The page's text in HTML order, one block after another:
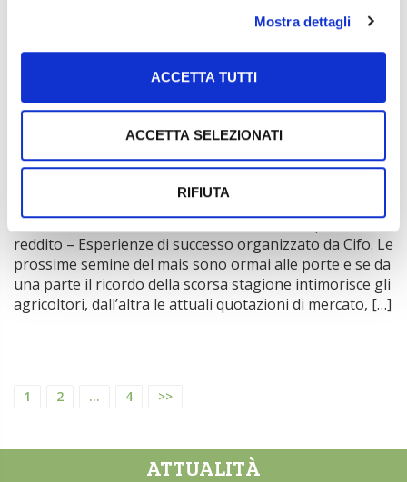
Mostra dettagli
ACCETTA TUTTI
ACCETTA SELEZIONATI
RIFIUTA
convegno Biometano: sinonimo di sostenibilità: la
Cases dell’Università di Padova in collaborazione con
l’Istituto […]
Mais italiano alla riscossa
Venerdì 10 marzo alle ore 17.00 si terrà il webinar Mais
italiano alla riscossa. Nuove tecniche mirate per fare
reddito – Esperienze di successo organizzato da Cifo. Le
prossime semine del mais sono ormai alle porte e se da
una parte il ricordo della scorsa stagione intimorisce gli
agricoltori, dall’altra le attuali quotazioni di mercato, […]
1 2 ... 4 >>
ATTUALITÀ